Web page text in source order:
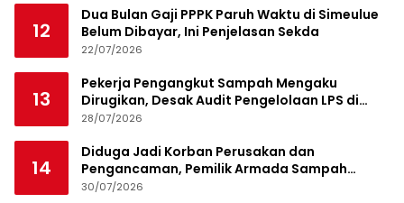
12
Dua Bulan Gaji PPPK Paruh Waktu di Simeulue
Belum Dibayar, Ini Penjelasan Sekda
22/07/2026
13
Pekerja Pengangkut Sampah Mengaku
Dirugikan, Desak Audit Pengelolaan LPS di
Pekanbaru
28/07/2026
14
Diduga Jadi Korban Perusakan dan
Pengancaman, Pemilik Armada Sampah
Siapkan Laporan Polisi
30/07/2026